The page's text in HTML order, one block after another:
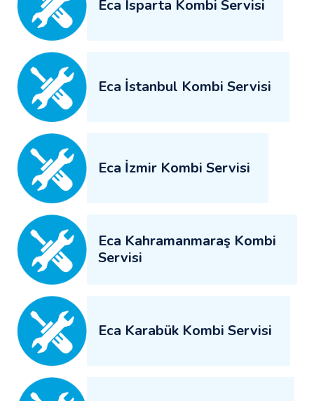
Eca Isparta Kombi Servisi
Eca İstanbul Kombi Servisi
Eca İzmir Kombi Servisi
Eca Kahramanmaraş Kombi
Servisi
Eca Karabük Kombi Servisi